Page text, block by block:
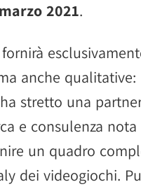
2021.
anche
stretto una
e consulenza
un quadro
dei videogiochi.